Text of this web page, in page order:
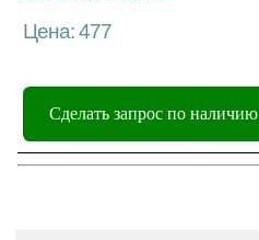
Цена: 477
Сделать запрос по наличию